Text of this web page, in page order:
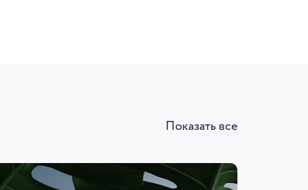
Показать все